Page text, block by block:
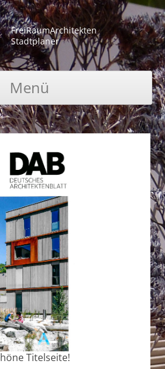
FreiRaumArchitekten
Stadtplaner
Menü
Zum Inhalt springen
Titelseite!